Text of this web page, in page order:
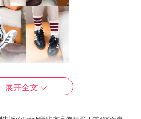
的体验机会真的超激动！果断自己
件都超级爱！先来一张全家福～
展开全文